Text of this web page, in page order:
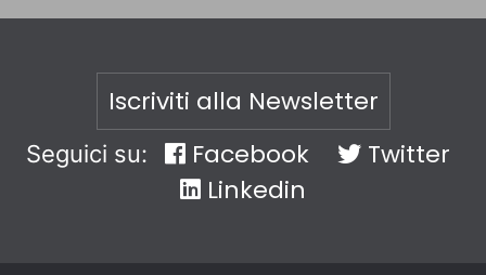
Iscriviti alla Newsletter
Seguici su: Facebook
Twitter
Linkedin